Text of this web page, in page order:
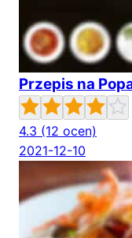
Przepis na
4.3 (12 ocen)
2021-12-10